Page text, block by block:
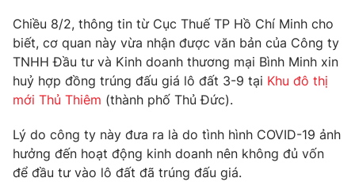
Câu chuyện quốc tế
Thị trường
Góc doanh nghiệp
Dữ liệu và đời sống
Truyền hình
Phim VTV
Hậu trường
Nhân vật
Giải trí
Điện ảnh
Âm nhạc
Đời sống
Chiều 8/2, thông tin từ Cục Thuế TP Hồ Chí Minh cho
biết, cơ quan này vừa nhận được văn bản của Công ty
TNHH Đầu tư và Kinh doanh thương mại Bình Minh xin
huỷ hợp đồng trúng đấu giá lô đất 3-9 tại Khu đô thị
mới Thủ Thiêm (thành phố Thủ Đức).
Lý do công ty này đưa ra là do tình hình COVID-19 ảnh
hưởng đến hoạt động kinh doanh nên không đủ vốn
để đầu tư vào lô đất đã trúng đấu giá.